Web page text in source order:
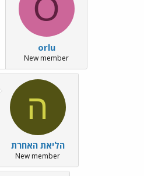
ם
ב
א
י
ך
O
orlu
New member
ה
הליאת האחרת
New member